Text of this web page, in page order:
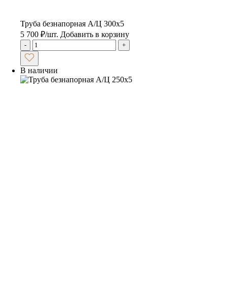
Труба безнапорная А/Ц 300х5
5 700 ₽/шт. Добавить в корзину
- +
В наличии